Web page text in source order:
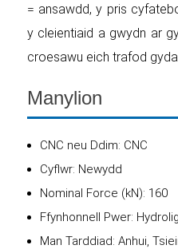
= ansawdd, y pris
y cleientiaid a gwydn ar
croesawu eich trafod
Manylion
CNC neu Ddim: CNC
Cyflwr: Newydd
Nominal Force (kN): 160
Ffynhonnell Pwer: Hydrolig
Man Tarddiad: Anhui,